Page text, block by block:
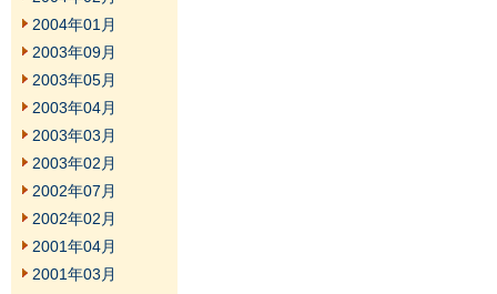
2004年01月
2003年09月
2003年05月
2003年04月
2003年03月
2003年02月
2002年07月
2002年02月
2001年04月
2001年03月